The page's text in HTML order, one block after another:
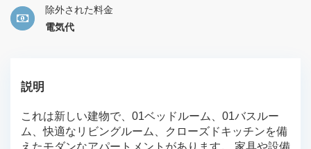
除外された料金
電気代
説明
これは新しい建物で、01ベッドルーム、01バスルー
ム、快適なリビングルーム、クローズドキッチンを備
えたモダンなアパートメントがあります。 家具や設備